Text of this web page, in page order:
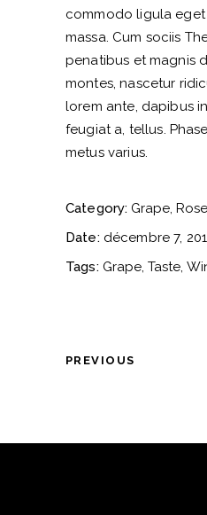
commodo ligula eget
massa. Cum sociis
penatibus et magnis
montes, nascetur
lorem ante, dapibus
feugiat a, tellus.
metus varius.
Category: Grape Rose
Date: décembre 7,
Tags: Grape Taste
PREVIOUS